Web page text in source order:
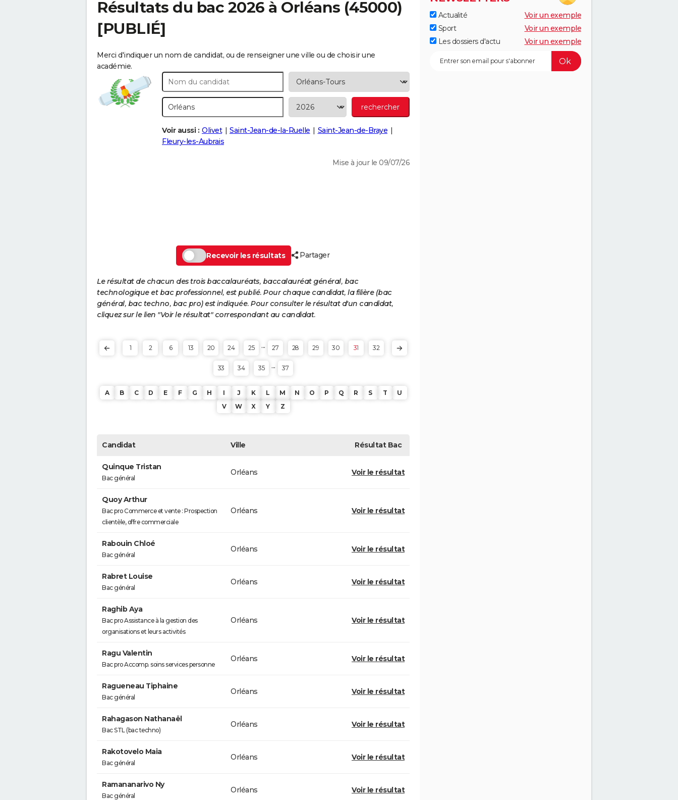
Résultats du bac 2026 à Orléans (45000)
[PUBLIÉ]
Merci d'indiquer un nom de candidat, ou de renseigner une ville ou de choisir une
académie.
Voir aussi : Olivet Saint-Jean-de-la-Ruelle
Saint-Jean-de-Braye
Fleury-les-Aubrais
Mise à jour le 09/07/26
Recevoir les résultats Partager
Le résultat de chacun des trois baccalauréats, baccalauréat général, bac
technologique et bac professionnel, est publié. Pour chaque candidat, la filière (bac
général, bac techno, bac pro) est indiquée. Pour consulter le résultat d'un candidat,
cliquez sur le lien "Voir le résultat" correspondant au candidat.
1 2 6 13 20 24 25 ... 27 28 29 30 31 32
33 34 35 ... 37
A B C D E F G H I J K L M N O P Q R S T
U
V
W X Y Z
Candidat Ville RésultatBac
Quinque Tristan
Bac général
Orléans Voir le résultat
Quoy Arthur
Bac pro Commerce et vente : Prospection
clientèle, offre commerciale
Orléans Voir le résultat
Rabouin Chloé
Bac général
Orléans Voir le résultat
Rabret Louise
Bac général
Orléans Voir le résultat
Raghib Aya
Bac pro Assistance à la gestion des
organisations et leurs activités
Orléans Voir le résultat
Ragu Valentin
Bac pro Accomp. soins services personne
Orléans Voir le résultat
Ragueneau Tiphaine
Bac général
Orléans Voir le résultat
Rahagason Nathanaël
Bac STL (bac techno)
Orléans Voir le résultat
Rakotovelo Maia
Bac général
Orléans Voir le résultat
Ramananarivo Ny
Bac général
Orléans Voir le résultat
Actualité
Voir un exemple
Sport
Voir un exemple
Les dossiers d'actu
Voir un exemple